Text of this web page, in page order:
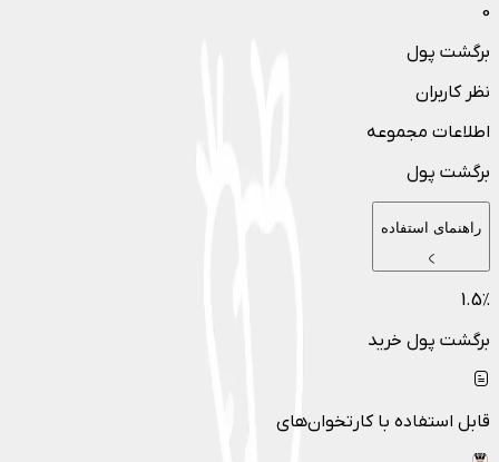
0
برگشت پول
نظر کاربران
اطلاعات مجموعه
برگشت پول
راهنمای استفاده
1.5٪
برگشت پول خرید
قابل استفاده با کارتخوان‌های